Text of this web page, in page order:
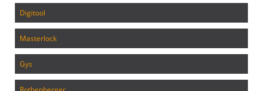
digitool
masterlock
gys